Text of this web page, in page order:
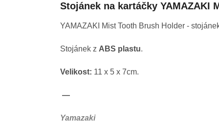
Stojánek na kartáčky YAMAZAKI
YAMAZAKI Mist Tooth Brush Holder -
Stojánek z ABS plastu.
Velikost: 11 x 5 x 7cm.
—
Yamazaki